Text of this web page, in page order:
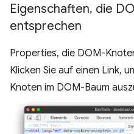
Eigenschaften, die
entsprechen
Properties, die DOM-
Klicken Sie auf einen Link,
Knoten im DOM-Baum